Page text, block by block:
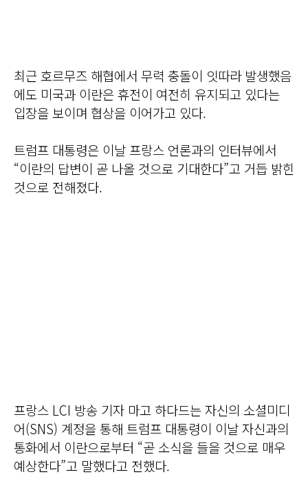
최근 호르무즈 해협에서 무력 충돌이 잇따라 발생했음
에도 미국과 이란은 휴전이 여전히 유지되고 있다는
입장을 보이며 협상을 이어가고 있다.
트럼프 대통령은 이날 프랑스 언론과의 인터뷰에서
“이란의 답변이 곧 나올 것으로 기대한다”고 거듭 밝힌
것으로 전해졌다.
프랑스 LCI 방송 기자 마고 하다드는 자신의 소셜미디
어(SNS) 계정을 통해 트럼프 대통령이 이날 자신과의
통화에서 이란으로부터 “곧 소식을 들을 것으로 매우
예상한다”고 말했다고 전했다.